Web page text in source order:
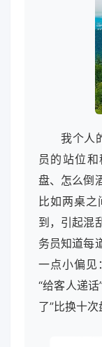
我个人
员的站位
盘、怎么倒
比如两桌
到，引起混
务员知道每
一点小偏见
“给客人递
了”比换十次